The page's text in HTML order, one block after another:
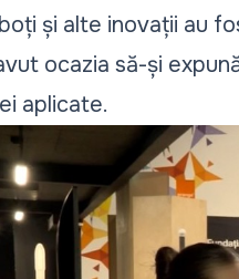
și alte inovații au
ocazia să-și
aplicate.